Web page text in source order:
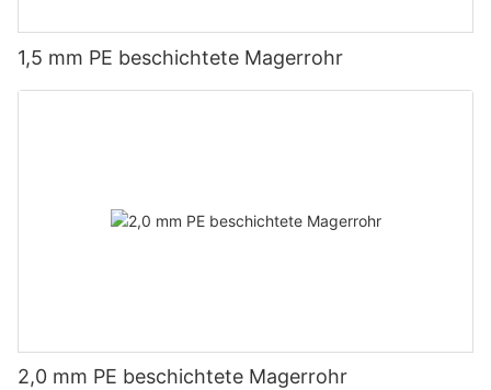
1,5 mm PE beschichtete Magerrohr
2,0 mm PE beschichtete Magerrohr